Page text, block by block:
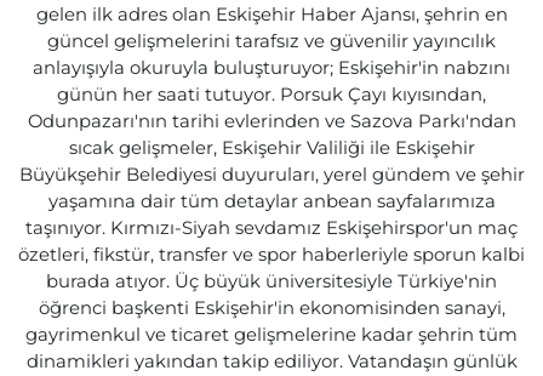
gelen ilk adres olan Eskişehir Haber Ajansı, şehrin en
güncel gelişmelerini tarafsız ve güvenilir yayıncılık
anlayışıyla okuruyla buluşturuyor; Eskişehir'in nabzını
günün her saati tutuyor. Porsuk Çayı kıyısından,
Odunpazarı'nın tarihi evlerinden ve Sazova Parkı'ndan
sıcak gelişmeler, Eskişehir Valiliği ile Eskişehir
Büyükşehir Belediyesi duyuruları, yerel gündem ve şehir
yaşamına dair tüm detaylar anbean sayfalarımıza
taşınıyor. Kırmızı-Siyah sevdamız Eskişehirspor'un maç
özetleri, fikstür, transfer ve spor haberleriyle sporun kalbi
burada atıyor. Üç büyük üniversitesiyle Türkiye'nin
öğrenci başkenti Eskişehir'in ekonomisinden sanayi,
gayrimenkul ve ticaret gelişmelerine kadar şehrin tüm
dinamikleri yakından takip ediliyor. Vatandaşın günlük